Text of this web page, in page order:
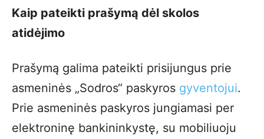
Kaip pateikti prašymą dėl skolos
atidėjimo
Prašymą galima pateikti prisijungus prie
asmeninės „Sodros“ paskyros gyventojui.
Prie asmeninės paskyros jungiamasi per
elektroninę bankininkystę, su mobiliuoju